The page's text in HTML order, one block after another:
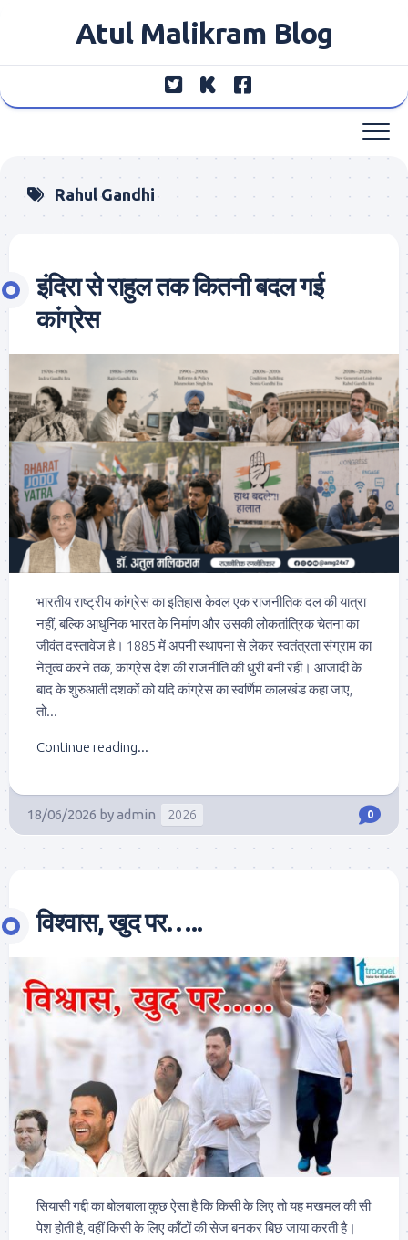
Atul Malikram Blog
Rahul Gandhi
इंदिरा से राहुल तक कितनी बदल गई
कांग्रेस
भारतीय राष्ट्रीय कांग्रेस का इतिहास केवल एक राजनीतिक दल की यात्रा
नहीं, बल्कि आधुनिक भारत के निर्माण और उसकी लोकतांत्रिक चेतना का
जीवंत दस्तावेज है। 1885 में अपनी स्थापना से लेकर स्वतंत्रता संग्राम का
नेतृत्व करने तक, कांग्रेस देश की राजनीति की धुरी बनी रही। आजादी के
बाद के शुरुआती दशकों को यदि कांग्रेस का स्वर्णिम कालखंड कहा जाए,
तो...
Continue reading...
18/06/2026 byadmin 2026 0
विश्वास, खुद पर…..
सियासी गद्दी का बोलबाला कुछ ऐसा है कि किसी के लिए तो यह मखमल की सी
पेश होती है, वहीं किसी के लिए काँटों की सेज बनकर बिछ जाया करती है।